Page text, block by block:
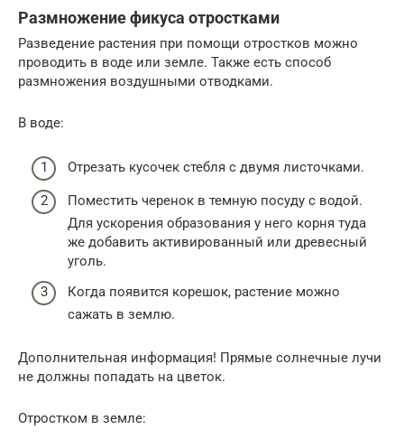
Размножение фикуса отростками
Разведение растения при помощи отростков можно
проводить в воде или земле. Также есть способ
размножения воздушными отводками.
В воде:
Отрезать кусочек стебля с двумя листочками.
Поместить черенок в темную посуду с водой.
Для ускорения образования у него корня туда
же добавить активированный или древесный
уголь.
Когда появится корешок, растение можно
сажать в землю.
Дополнительная информация! Прямые солнечные лучи
не должны попадать на цветок.
Отростком в земле: